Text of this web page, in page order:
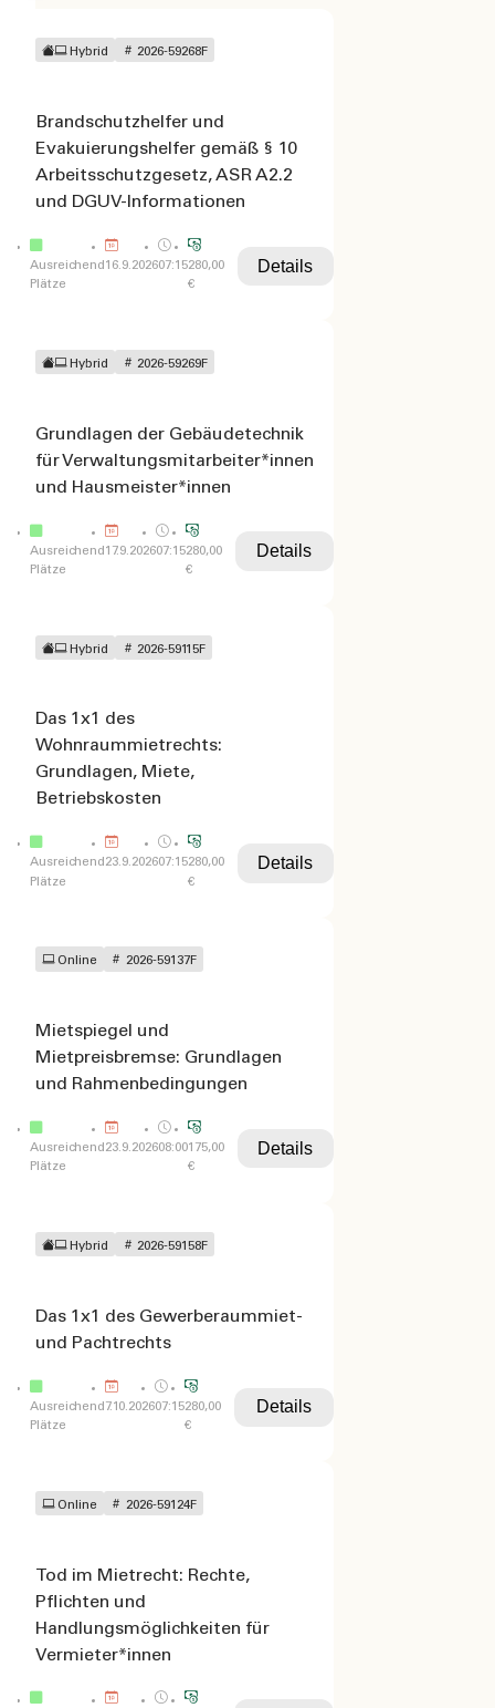
Diplom-Betriebswirt
(VWA)Verw.betriebswirt (VWA)
Hybrid 2026-59268F
Brandschutzhelfer und
Evakuierungshelfer gemäß § 10
Arbeitsschutzgesetz, ASR A2.2
und DGUV-Informationen
Ausreichend
Plätze
16.9.202607:15280,00
€
Details
Hybrid 2026-59269F
Grundlagen der Gebäudetechnik
für Verwaltungsmitarbeiter*innen
und Hausmeister*innen
Ausreichend
Plätze
17.9.202607:15280,00
€
Details
Hybrid 2026-59115F
Das 1x1 des
Wohnraummietrechts:
Grundlagen, Miete,
Betriebskosten
Ausreichend
Plätze
23.9.202607:15280,00
€
Details
Online 2026-59137F
Mietspiegel und
Mietpreisbremse: Grundlagen
und Rahmenbedingungen
Ausreichend
Plätze
23.9.202608:00175,00
€
Details
Hybrid 2026-59158F
Das 1x1 des Gewerberaummiet-
und Pachtrechts
Ausreichend
Plätze
7.10.202607:15280,00
€
Details
Online 2026-59124F
Tod im Mietrecht: Rechte,
Pflichten und
Handlungsmöglichkeiten für
Vermieter*innen